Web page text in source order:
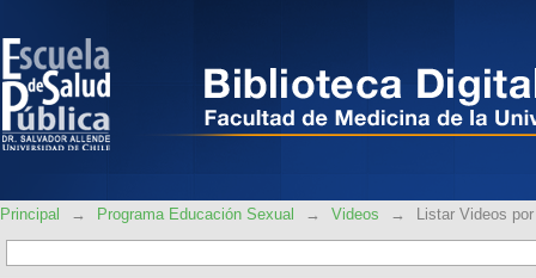
Principal → Programa Educación Sexual → Videos → Listar Videos